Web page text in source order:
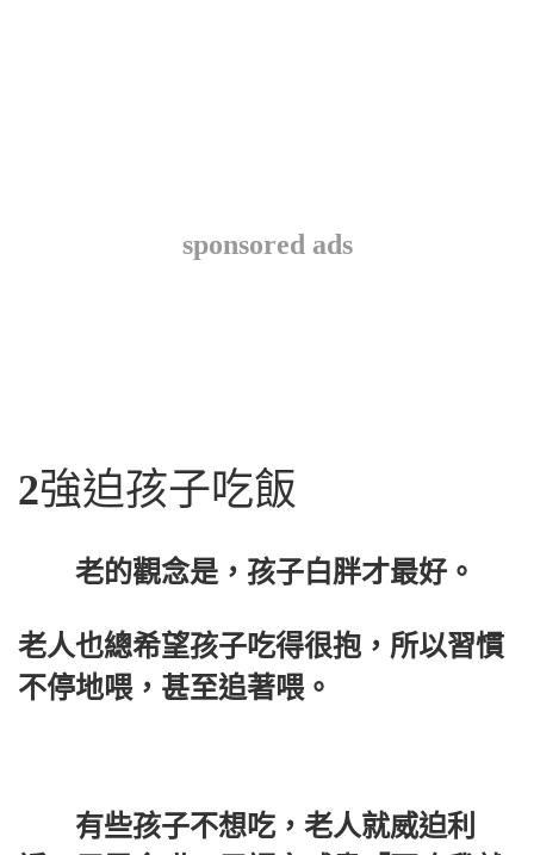
sponsored ads
2強迫孩子吃飯
老的觀念是，孩子白胖才最好。
老人也總希望孩子吃得很抱，所以習慣
不停地喂，甚至追著喂。
有些孩子不想吃，老人就威迫利